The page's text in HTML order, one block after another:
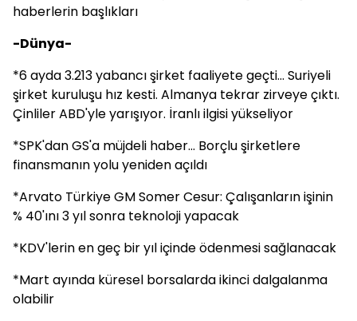
haberlerin başlıkları
-Dünya-
*6 ayda 3.213 yabancı şirket faaliyete geçti... Suriyeli
şirket kuruluşu hız kesti. Almanya tekrar zirveye çıktı.
Çinliler ABD'yle yarışıyor. İranlı ilgisi yükseliyor
*SPK'dan GS'a müjdeli haber... Borçlu şirketlere
finansmanın yolu yeniden açıldı
*Arvato Türkiye GM Somer Cesur: Çalışanların işinin
% 40'ını 3 yıl sonra teknoloji yapacak
*KDV'lerin en geç bir yıl içinde ödenmesi sağlanacak
*Mart ayında küresel borsalarda ikinci dalgalanma
olabilir